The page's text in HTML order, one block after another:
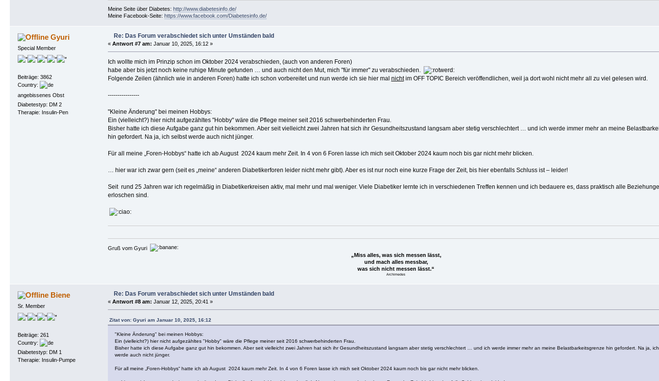
Meine Seite über Diabetes: http://www.diabetesinfo.de/
Meine Facebook-Seite: https://www.facebook.com/Diabetesinfo.de/
Gyuri
Special Member
Beiträge: 3862
Country:
angebissenes Obst
Diabetestyp: DM 2
Therapie: Insulin-Pen
Re: Das Forum verabschiedet sich unter Umständen bald
« Antwort #7 am: Januar 10, 2025, 16:12 »
Ich wollte mich im Prinzip schon im Oktober 2024 verabschieden, (auch von anderen Foren)
habe aber bis jetzt noch keine ruhige Minute gefunden … und auch nicht den Mut, mich "für immer" zu verabschieden.
Folgende Zeilen (ähnlich wie in anderen Foren) hatte ich schon vorbereitet und nun werde ich sie hier mal nichtim OFF TOPIC Bereich veröffendlichen, weil ja dort wohl nicht mehr all zu viel gelesen wird.
----------------
"Kleine Änderung" bei meinen Hobbys:
Ein (vielleicht?) hier nicht aufgezähltes "Hobby" wäre die Pflege meiner seit 2016 schwerbehinderten Frau.
Bisher hatte ich diese Aufgabe ganz gut hin bekommen. Aber seit vielleicht zwei Jahren hat sich ihr Gesundheitszustand langsam aber stetig verschlechtert … und ich werde immer mehr an meine
hin gefordert. Na ja, ich selbst werde auch nicht jünger.
Für all meine „Foren-Hobbys“ hatte ich ab August 2024 kaum mehr Zeit. In 4 von 6 Foren lasse ich mich seit Oktober 2024 kaum noch bis gar nicht mehr blicken.
… hier war ich zwar gern (seit es „meine“ anderen Diabetikerforen leider nicht mehr gibt). Aber es ist nur noch eine kurze Frage der Zeit, bis hier ebenfalls Schluss ist – leider!
Seit rund 25 Jahren war ich regelmäßig in Diabetikerkreisen aktiv, mal mehr und mal weniger. Viele Diabetiker lernte ich in verschiedenen Treffen kennen und ich bedauere es, dass praktisch alle
erloschen sind.
Gruß vom Gyuri
„Miss alles, was sich messen lässt,
und mach alles messbar,
was sich nicht messen lässt.“
Archimedes
Biene
Sr. Member
Beiträge: 261
Country:
Diabetestyp: DM 1
Therapie: Insulin-Pumpe
Re: Das Forum verabschiedet sich unter Umständen bald
« Antwort #8 am: Januar 12, 2025, 20:41 »
Zitat von: Gyuri am Januar 10, 2025, 16:12
"Kleine Änderung" bei meinen Hobbys:
Ein (vielleicht?) hier nicht aufgezähltes "Hobby" wäre die Pflege meiner seit 2016 schwerbehinderten Frau.
Bisher hatte ich diese Aufgabe ganz gut hin bekommen. Aber seit vielleicht zwei Jahren hat sich ihr Gesundheitszustand langsam aber stetig verschlechtert … und ich werde immer mehr an meine Belastbarkeitsgrenze hin gefordert. Na ja,
werde auch nicht jünger.
Für all meine „Foren-Hobbys“ hatte ich ab August 2024 kaum mehr Zeit. In 4 von 6 Foren lasse ich mich seit Oktober 2024 kaum noch bis gar nicht mehr blicken.